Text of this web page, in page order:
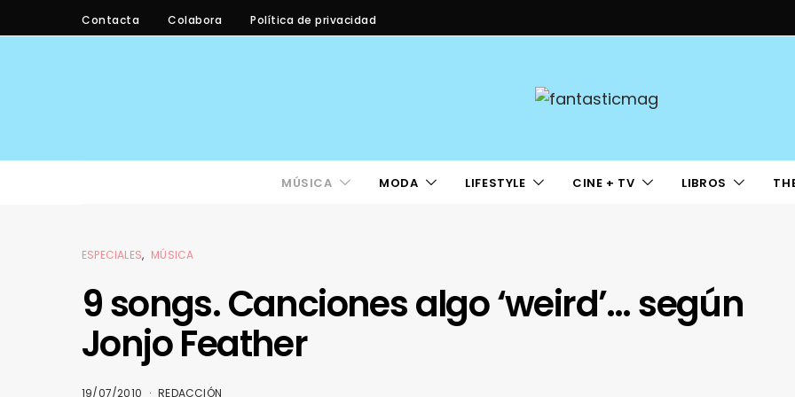
Contacta Colabora Política de privacidad
MÚSICA MODA LIFESTYLE CINE + TV LIBROS
ESPECIALES MÚSICA
9 songs. Canciones algo ‘weird’… según
Jonjo Feather
19/07/2010 REDACCIÓN